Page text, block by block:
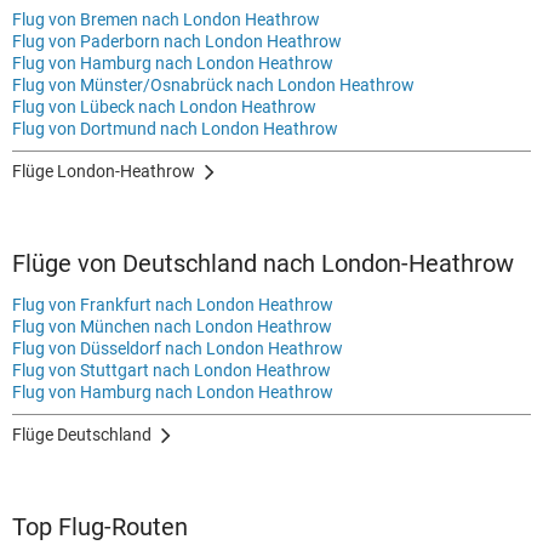
Flug von Bremen nach London Heathrow
Flug von Paderborn nach London Heathrow
Flug von Hamburg nach London Heathrow
Flug von Münster/Osnabrück nach London Heathrow
Flug von Lübeck nach London Heathrow
Flug von Dortmund nach London Heathrow
Flüge London-Heathrow
Flüge von Deutschland nach London-Heathrow
Flug von Frankfurt nach London Heathrow
Flug von München nach London Heathrow
Flug von Düsseldorf nach London Heathrow
Flug von Stuttgart nach London Heathrow
Flug von Hamburg nach London Heathrow
Flüge Deutschland
Top Flug-Routen